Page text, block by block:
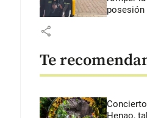
posesión
share
Te
Henao,